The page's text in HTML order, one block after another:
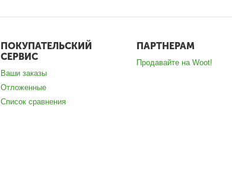
ПОКУПАТЕЛЬСКИЙ
СЕРВИС
Ваши заказы
Отложенные
Список сравнения
ПАРТНЕРАМ
Продавайте на Woot!